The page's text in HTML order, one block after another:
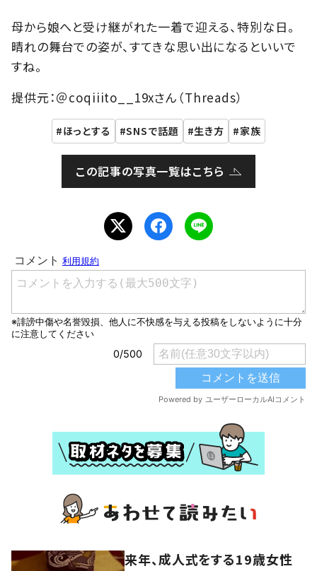
母から娘へと受け継がれた一着で迎える、特別な日。
晴れの舞台での姿が、すてきな思い出になるといいで
すね。
提供元：＠coqiiito__19xさん（Threads）
ほっとする SNSで話題 生き方 家族
この記事の写真一覧はこちら
来年、成人式をする19歳女性